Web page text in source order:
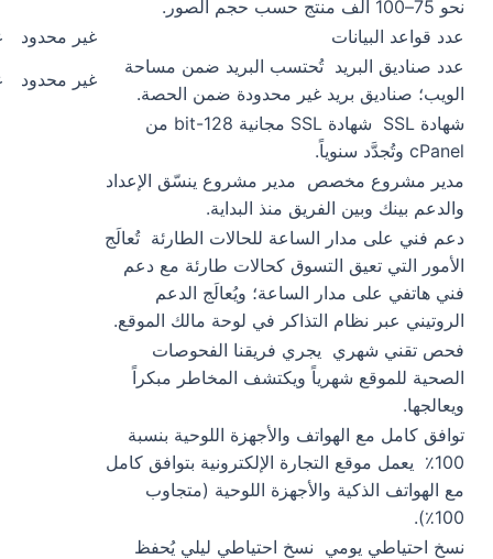
نحو 75–100 ألف منتج حسب حجم الصور.
عدد قواعد البيانات
غير محدود
عدد صناديق البريد تُحتسب البريد ضمن مساحة
الويب؛ صناديق بريد غير محدودة ضمن الحصة.
غير محدود
شهادة SSL
شهادة SSL مجانية 128-bit من
cPanel وتُجدَّد سنوياً.
مدير مشروع مخصص مدير مشروع ينسّق الإعداد
والدعم بينك وبين الفريق منذ البداية.
دعم فني على مدار الساعة للحالات الطارئة تُعالَج
الأمور التي تعيق التسوق كحالات طارئة مع دعم
فني هاتفي على مدار الساعة؛ ويُعالَج الدعم
الروتيني عبر نظام التذاكر في لوحة مالك الموقع.
فحص تقني شهري يجري فريقنا الفحوصات
الصحية للموقع شهرياً ويكتشف المخاطر مبكراً
ويعالجها.
توافق كامل مع الهواتف والأجهزة اللوحية بنسبة
100٪
يعمل موقع التجارة الإلكترونية بتوافق كامل
مع الهواتف الذكية والأجهزة اللوحية (متجاوب
100٪).
نسخ احتياطي يومي نسخ احتياطي ليلي يُحفظ